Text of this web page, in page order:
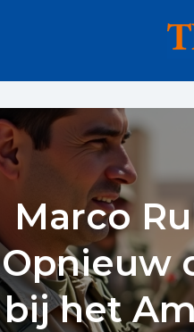
Marco
Opnieuw
bij het